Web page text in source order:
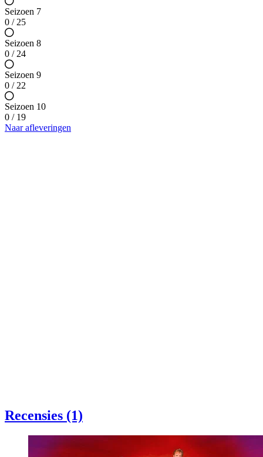
Seizoen 7
0 / 25
Seizoen 8
0 / 24
Seizoen 9
0 / 22
Seizoen 10
0 / 19
Naar afleveringen
Recensies (1)